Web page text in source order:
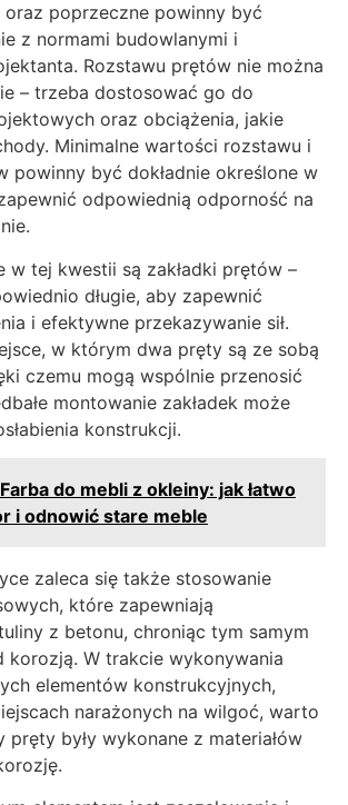
oraz poprzeczne powinny być
z normami budowlanymi i
Rozstawu prętów nie można
– trzeba dostosować go do
oraz obciążenia, jakie
Minimalne wartości rozstawu i
powinny być dokładnie określone w
odpowiednią odporność na
w tej kwestii są zakładki prętów –
długie, aby zapewnić
i efektywne przekazywanie sił.
w którym dwa pręty są ze sobą
czemu mogą wspólnie przenosić
montowanie zakładek może
konstrukcji.
Farba do mebli z okleiny: jak łatwo
i odnowić stare meble
zaleca się także stosowanie
które zapewniają
z betonu, chroniąc tym samym
korozją. W trakcie wykonywania
elementów konstrukcyjnych,
narażonych na wilgoć, warto
pręty były wykonane z materiałów